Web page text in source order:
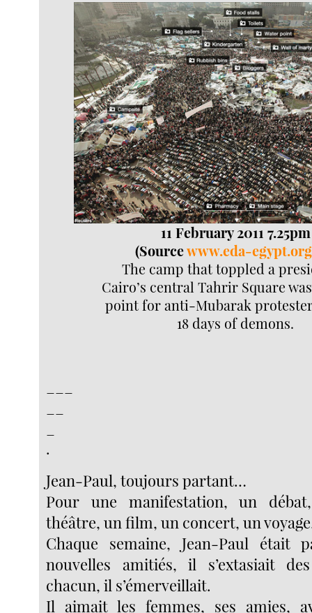
11 February 2011 7.25pm
(Sourcewww.eda-
The camp that toppled a
Cairo’s central Tahrir Square
point for anti-Mubarak
18 days of demons.
.
Jean-Paul, toujours partant…
Pour une manifestation, un
théâtre, un film, un concert, un
Chaque semaine, Jean-Paul était
nouvelles amitiés, il s’extasiait
chacun, il s’émerveillait.
Il aimait les femmes, ses amies,